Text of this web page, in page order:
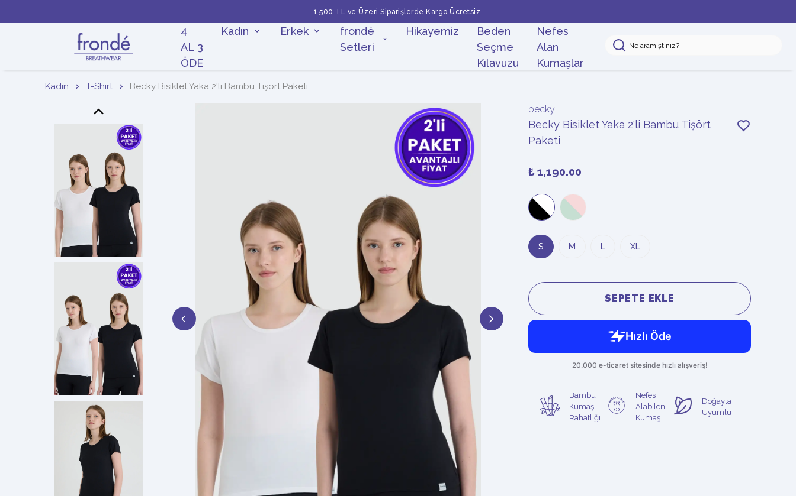
1.500 TL ve Üzeri Siparişlerde Kargo Ücretsiz.
4
AL 3
ÖDE
Kadın Erkek
frondé
Setleri
Hikayemiz
Beden
Seçme
Kılavuzu
Nefes
Alan
Kumaşlar
Kadın T-Shirt Becky Bisiklet Yaka 2'li Bambu Tişört Paketi
becky
Becky Bisiklet Yaka 2'li Bambu Tişört
Paketi
₺ 1,190.00
S M L XL
SEPETE EKLE
Bambu
Kumaş
Rahatlığı
Nefes
Alabilen
Kumaş
Doğayla
Uyumlu